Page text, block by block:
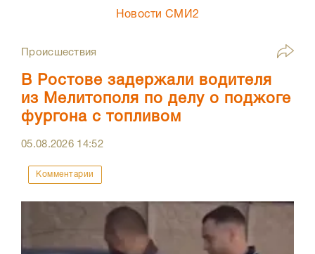
Новости СМИ2
Происшествия
В Ростове задержали водителя
из Мелитополя по делу о поджоге
фургона с топливом
05.08.2026 14:52
Комментарии